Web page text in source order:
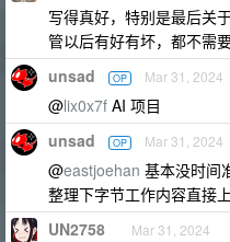
写得真好，特别是最后关
管以后有好有坏，都不需
unsad OP Mar 31, 2024
@lix0x7f AI 项目
unsad OP Mar 31, 2024
@eastjoehan 基本没时间
整理下字节工作内容直接
UN2758 Mar 31, 2024